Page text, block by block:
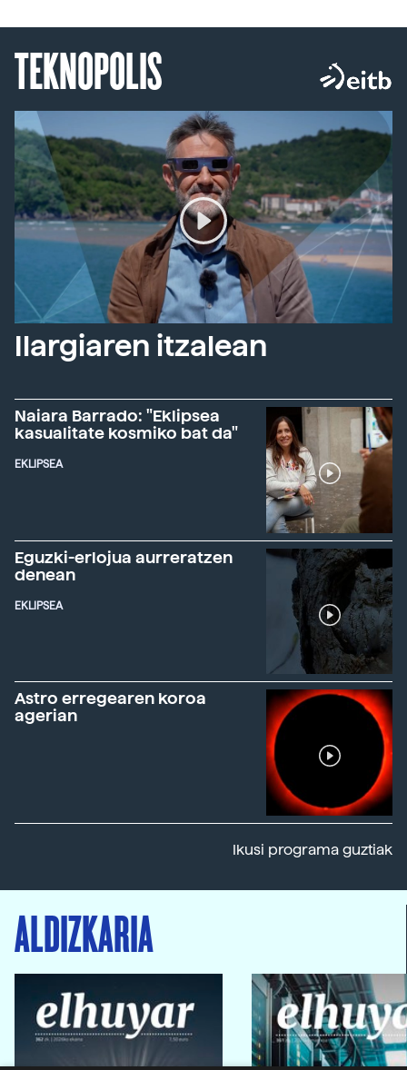
TEKNOPOLIS
Ilargiaren itzalean
Naiara Barrado: "Eklipsea
kasualitate kosmiko bat da"
EKLIPSEA
Eguzki-erlojua aurreratzen
denean
EKLIPSEA
Astro erregearen koroa
agerian
Ikusi programa guztiak
ALDIZKARIA